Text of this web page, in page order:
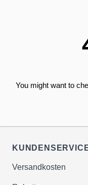
You might want to
Versandkosten